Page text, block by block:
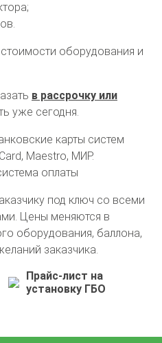
Отзывы клиентов
5-го поколения
оборудования и
в рассрочку или
уже сегодня.
карты систем
Maestro, МИР.
оплаты
под ключ со всеми
Цены меняются в
оборудования, баллона,
заказчика.
Прайс-лист на
установку ГБО